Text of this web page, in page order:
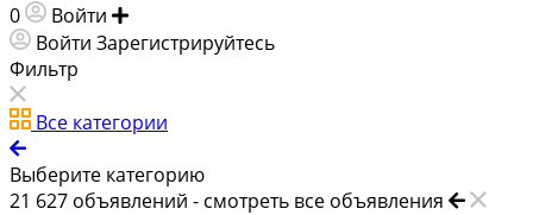
0 Войти
Войти Зарегистрируйтесь
Фильтр
Все категории
Выберите категорию
21 627 объявлений - смотреть все объявления